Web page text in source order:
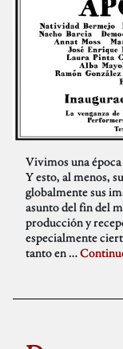
Vivimos una
Y esto, al menos,
globalmente sus
asunto del fin del
producción y
especialmente
tanto en …